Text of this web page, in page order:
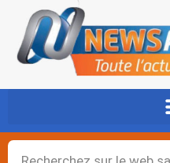
contenu
Rechercher